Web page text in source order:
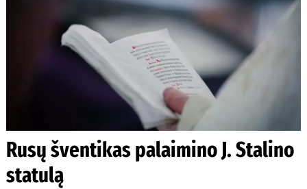
Rusų šventikas palaimino J. Stalino
statulą